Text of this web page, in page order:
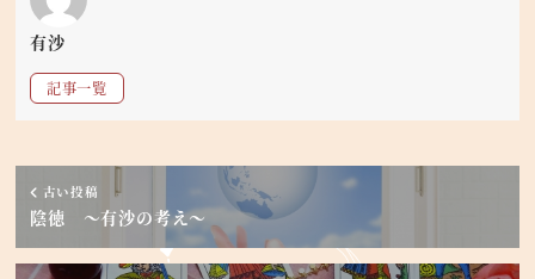
有沙
記事一覧
古い投稿
陰徳 ～有沙の考え～